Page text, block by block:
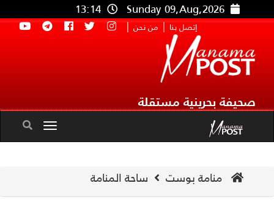
Sunday 09,Aug,2026
13:14
إتصل بنا | من نحن |
صحيفة بحرينية مستقلة
Toggle
navigation
منامة بوست ساحة المنامة